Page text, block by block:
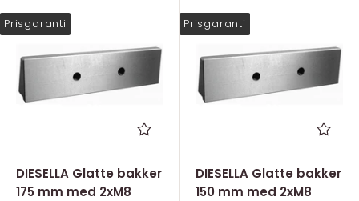
Prisgaranti
DIESELLA Glatte bakker
175 mm med 2xM8
Prisgaranti
DIESELLA Glatte bakker
150 mm med 2xM8